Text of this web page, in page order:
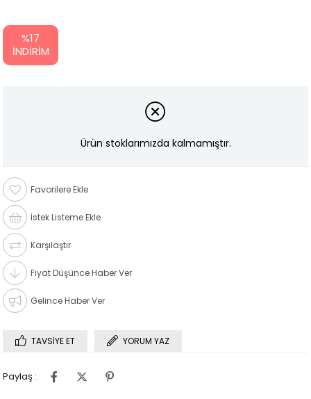
%17
İNDIRIM
Ürün stoklarımızda kalmamıştır.
Favorilere Ekle
İstek Listeme Ekle
Karşılaştır
Fiyat Düşünce Haber Ver
Gelince Haber Ver
TAVSIYE ET YORUM YAZ
Paylaş :